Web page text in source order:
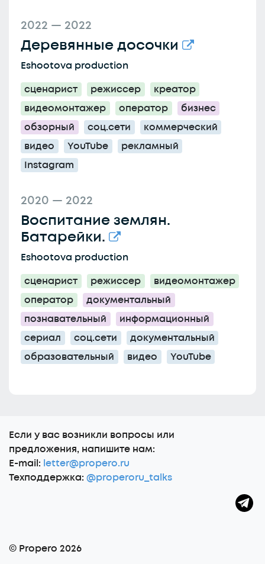
2022 — 2022
Деревянные досочки
Eshootova production
сценарист
режиссер
креатор
видеомонтажер
оператор
бизнес
обзорный
соц.сети
коммерческий
видео
YouTube
рекламный
Instagram
2020 — 2022
Воспитание землян.
Батарейки.
Eshootova production
сценарист
режиссер
видеомонтажер
оператор
документальный
познавательный
информационный
сериал
соц.сети
документальный
образовательный
видео YouTube
Еcли у вас возникли вопросы или
предложения, напишите нам:
E-mail: letter@propero.ru
Техподдержка: @properoru_talks
© Propero 2026